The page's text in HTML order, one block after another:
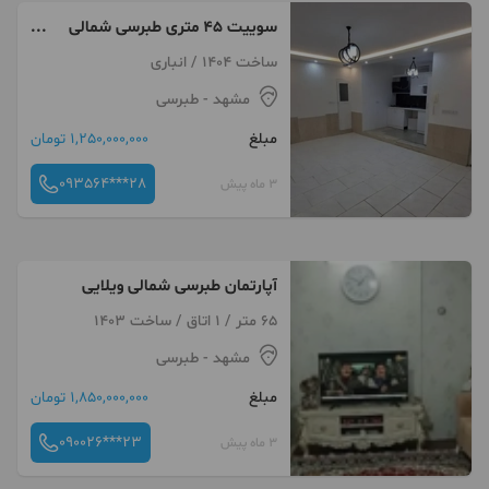
سوییت ۴۵ متری طبرسی شمالی
نیک خلق یک
ساخت 1404 / انباری
مشهد - طبرسی
مبلغ
1,250,000,000 تومان
3 ماه پیش 093564***28
آپارتمان طبرسی شمالی ویلایی
65 متر / 1 اتاق / ساخت 1403
مشهد - طبرسی
مبلغ
1,850,000,000 تومان
3 ماه پیش 090026***23